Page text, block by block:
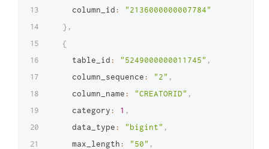
    column_id
:
"2136000000007784"
} ,
{
    table_id
: "5249000000011745" ,
    column_sequence
: "2" ,
    column_name
: "CREATORID" ,
    category
: 1 ,
    data_type
: "bigint" ,
    max_length
: "50" ,